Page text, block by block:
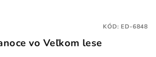
vo Veľkom lese
KÓD: ED-6848